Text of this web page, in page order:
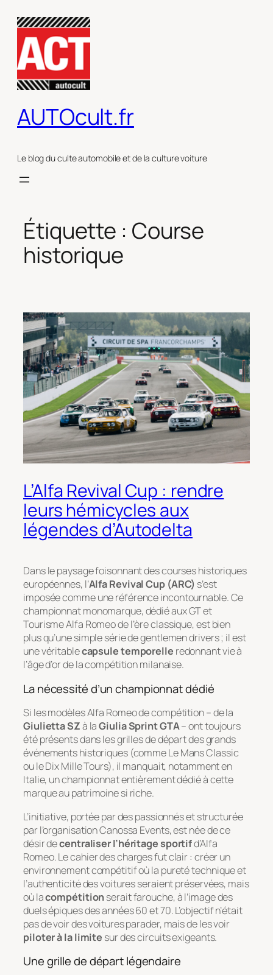
contenu
AUTOcult.fr
Le blog du culte automobile et de la culture voiture
Étiquette : Course
historique
L’Alfa Revival Cup : rendre
leurs hémicycles aux
légendes d’Autodelta
Dans le paysage foisonnant des courses historiques
européennes, l’Alfa Revival Cup (ARC) s’est
imposée comme une référence incontournable. Ce
championnat monomarque, dédié aux GT et
Tourisme Alfa Romeo de l’ère classique, est bien
plus qu’une simple série de gentlemen drivers ; il est
une véritablecapsule temporelle redonnant vie à
l’âge d’or de la compétition milanaise.
La nécessité d’un championnat dédié
Si les modèles Alfa Romeo de compétition – de la
Giulietta SZà laGiulia Sprint GTA– ont toujours
été présents dans les grilles de départ des grands
événements historiques (comme Le Mans Classic
ou le Dix Mille Tours), il manquait, notamment en
Italie, un championnat entièrement dédié à cette
marque au patrimoine si riche.
L’initiative, portée par des passionnés et structurée
par l’organisation Canossa Events, est née de ce
désir decentraliser l’héritage sportifd’Alfa
Romeo. Le cahier des charges fut clair : créer un
environnement compétitif où la pureté technique et
l’authenticité des voitures seraient préservées, mais
où lacompétitionserait farouche, à l’image des
duels épiques des années 60 et 70. L’objectif n’était
pas de voir des voitures parader, mais de les voir
piloter à la limite sur des circuits exigeants.
Une grille de départ légendaire